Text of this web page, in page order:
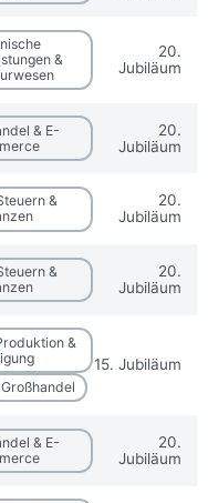
&
20.
Jubiläum
& E-
20.
Jubiläum
&
20.
Jubiläum
&
20.
Jubiläum
&
15. Jubiläum
& E-
20.
Jubiläum